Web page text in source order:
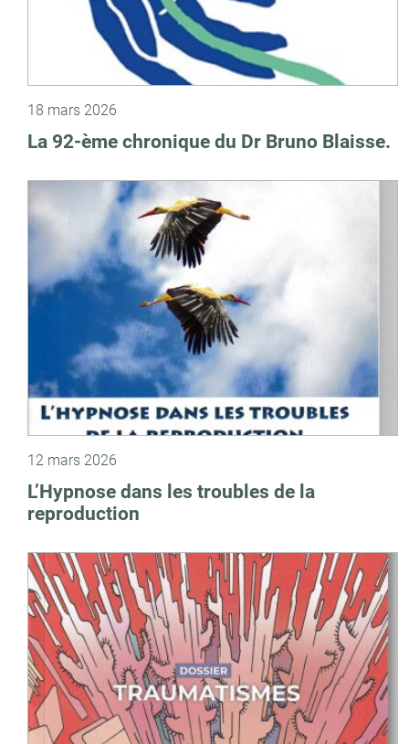
18 mars 2026
La 92-ème chronique du Dr Bruno Blaisse.
12 mars 2026
L’Hypnose dans les troubles de la
reproduction